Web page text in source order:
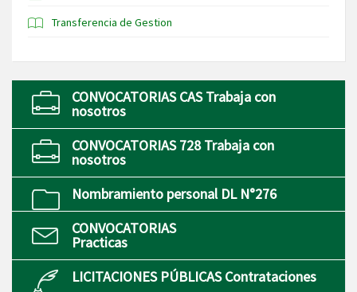
Transferencia de Gestion
CONVOCATORIAS CAS Trabaja con
nosotros
CONVOCATORIAS 728 Trabaja con
nosotros
Nombramiento personal DL N°276
CONVOCATORIAS
Practicas
LICITACIONES PÚBLICAS Contrataciones